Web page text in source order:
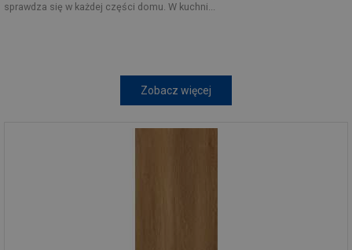
sprawdza się w każdej części domu. W kuchni...
Zobacz więcej